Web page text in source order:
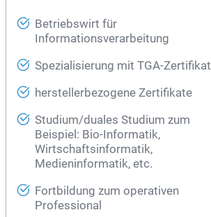
Betriebswirt für
Informationsverarbeitung
Spezialisierung mit TGA-Zertifikat
herstellerbezogene Zertifikate
Studium/duales Studium zum
Beispiel: Bio-Informatik,
Wirtschaftsinformatik,
Medieninformatik, etc.
Fortbildung zum operativen
Professional